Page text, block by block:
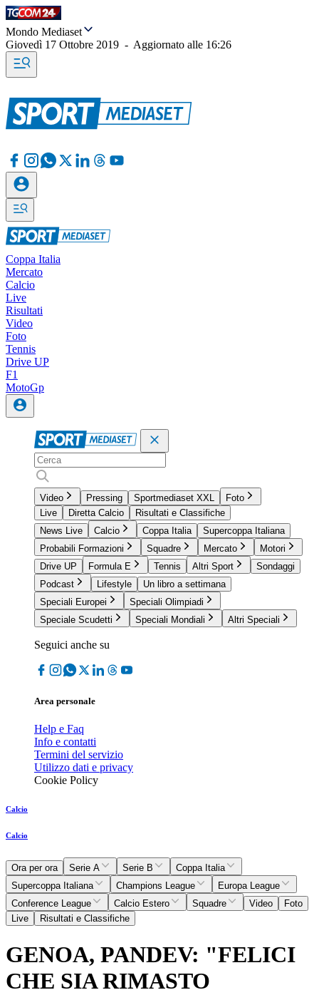
Mondo Mediaset
Giovedì 17 Ottobre 2019 - Aggiornato alle 16:26
Coppa Italia
Mercato
Calcio
Live
Risultati
Video
Foto
Tennis
Drive UP
F1
MotoGp
Video Pressing Sportmediaset XXL
Foto
Live
Diretta Calcio
Risultati e Classifiche
News Live
Calcio Coppa Italia
Supercoppa Italiana
Probabili Formazioni
Squadre Mercato
Motori
Drive UP
Formula E Tennis Altri Sport
Sondaggi
Podcast
Lifestyle
Un libro a settimana
Speciali Europei
Speciali Olimpiadi
Speciale Scudetti
Speciali Mondiali Altri Speciali
Seguici anche su
Area personale
Help e Faq
Info e contatti
Termini del servizio
Utilizzo dati e privacy
Cookie Policy
Calcio
Calcio
Ora per ora Serie A Serie B
Coppa Italia
Supercoppa Italiana
Champions League
Europa League
Conference League
Calcio Estero Squadre Video
Foto
Live
Risultati e Classifiche
GENOA, PANDEV: "FELICI
CHE SIA RIMASTO